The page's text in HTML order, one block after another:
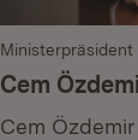
Ministerpräsident
Cem
Cem